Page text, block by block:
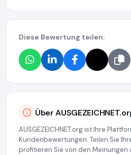
Diese Bewertung teilen:
Über
AUSGEZEICHNET.org ist Ihre
Kundenbewertungen. Teilen Sie
profitieren Sie von den Meinungen